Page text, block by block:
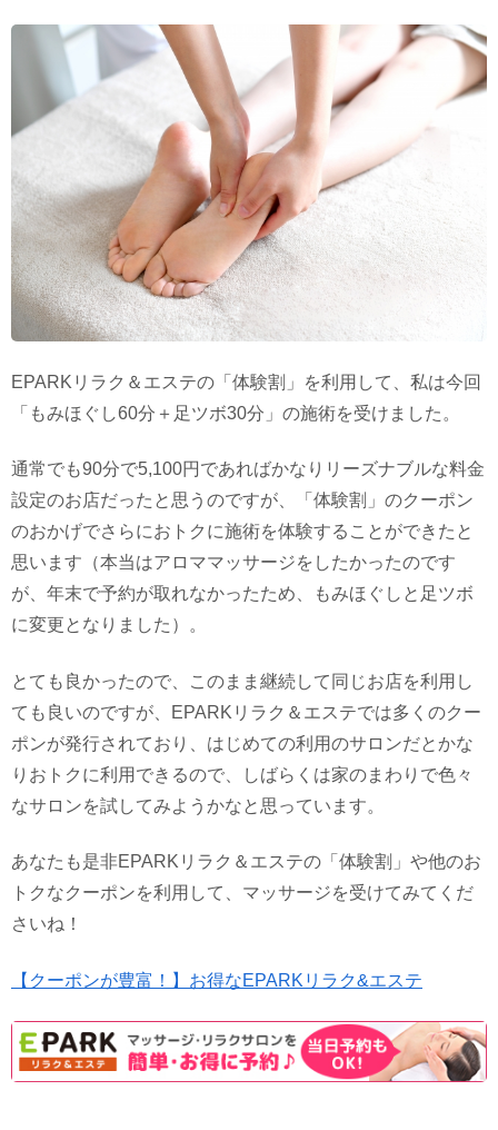
EPARKリラク＆エステの「体験割」を利用して、私は今回
「もみほぐし60分＋足ツボ30分」の施術を受けました。
通常でも90分で5,100円であればかなりリーズナブルな料金
設定のお店だったと思うのですが、「体験割」のクーポン
のおかげでさらにおトクに施術を体験することができたと
思います（本当はアロママッサージをしたかったのです
が、年末で予約が取れなかったため、もみほぐしと足ツボ
に変更となりました）。
とても良かったので、このまま継続して同じお店を利用し
ても良いのですが、EPARKリラク＆エステでは多くのクー
ポンが発行されており、はじめての利用のサロンだとかな
りおトクに利用できるので、しばらくは家のまわりで色々
なサロンを試してみようかなと思っています。
あなたも是非EPARKリラク＆エステの「体験割」や他のお
トクなクーポンを利用して、マッサージを受けてみてくだ
さいね！
【クーポンが豊富！】お得なEPARKリラク&エステ